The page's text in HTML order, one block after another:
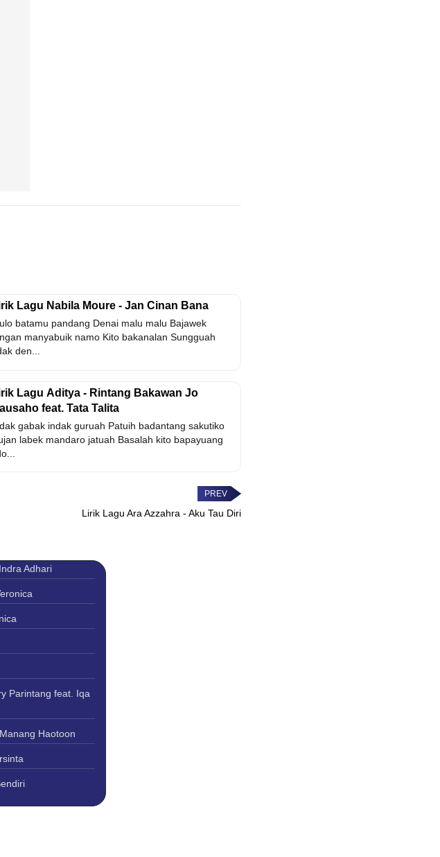
Lagu Nabila Moure - Jan Cinan Bana
batamu pandang Denai malu malu Bajawek
manyabuik namo Kito bakanalan Sungguah
den...
Lagu Aditya - Rintang Bakawan Jo
feat. Tata Talita
gabak indak guruah Patuih badantang sakutiko
labek mandaro jatuah Basalah kito bapayuang
Lirik Lagu Ara Azzahra - Aku Tau Diri
Adhari
Parintang feat. Iqa
Haotoon